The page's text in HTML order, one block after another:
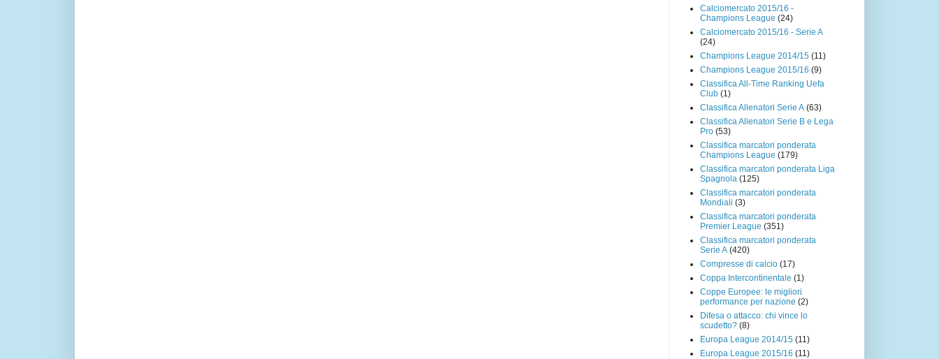
Calciomercato 2015/16 -
Champions League (24)
Calciomercato 2015/16 - Serie A
(24)
Champions League 2014/15 (11)
Champions League 2015/16 (9)
Classifica All-Time Ranking Uefa
Club (1)
Classifica Allenatori Serie A (63)
Classifica Allenatori Serie B e Lega
Pro (53)
Classifica marcatori ponderata
Champions League (179)
Classifica marcatori ponderata Liga
Spagnola (125)
Classifica marcatori ponderata
Mondiali (3)
Classifica marcatori ponderata
Premier League (351)
Classifica marcatori ponderata
Serie A (420)
Compresse di calcio (17)
Coppa Intercontinentale (1)
Coppe Europee: le migliori
performance per nazione (2)
Difesa o attacco: chi vince lo
scudetto? (8)
Europa League 2014/15 (11)
Europa League 2015/16 (11)